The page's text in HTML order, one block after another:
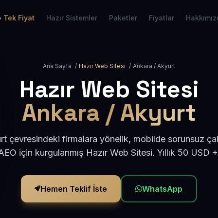
Tek Fiyat Hazır Sistemler Paketler Fiyatlar
Ana Sayfa / Hazır Web Sitesi / Ankara / Akyurt
Hazır Web Sitesi
Ankara / Akyurt
çevresindeki firmalara yönelik, mobilde sorunsuz
için kurgulanmış Hazır Web Sitesi. Yıllık 50 USD
Hemen Teklif İste WhatsApp